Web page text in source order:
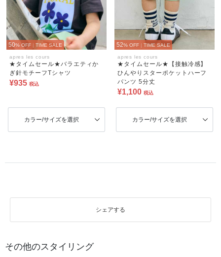
50% OFF | TIME SALE
apres les cours
★タイムセール★バラエティか
ぎ針モチーフTシャツ
¥935 税込
カラー/サイズを選択
52% OFF | TIME SALE
apres les cours
★タイムセール★【接触冷感】
ひんやりスターポケットハーフ
パンツ 5分丈
¥1,100 税込
カラー/サイズを選択
シェアする
その他のスタイリング